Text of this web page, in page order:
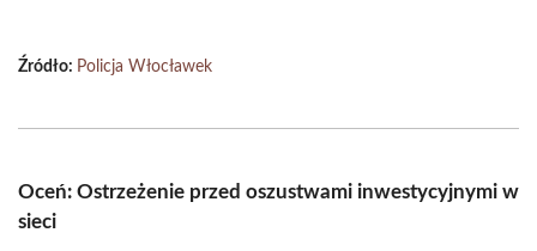
Źródło: Policja Włocławek
Oceń: Ostrzeżenie przed oszustwami inwestycyjnymi w
sieci